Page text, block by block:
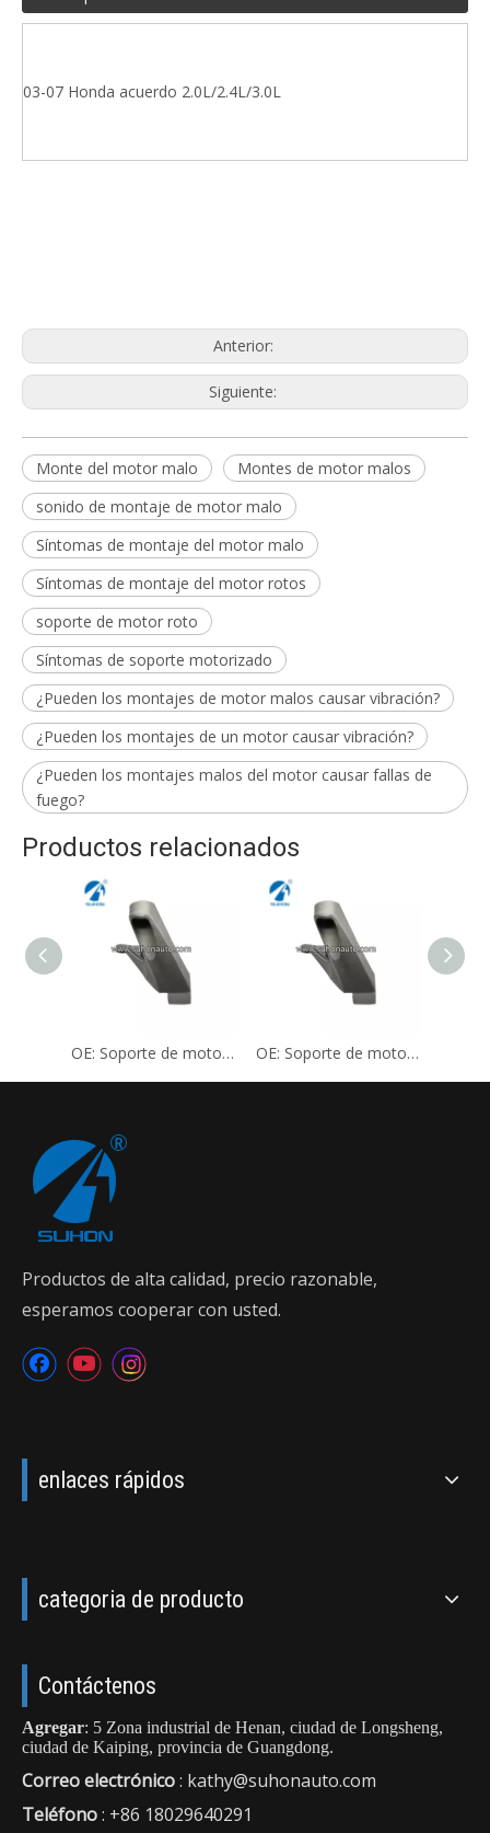
03-07 Honda acuerdo 2.0L/2.4L/3.0L
Anterior:
Siguiente:
Monte del motor malo
Montes de motor malos
sonido de montaje de motor malo
Síntomas de montaje del motor malo
Síntomas de montaje del motor rotos
soporte de motor roto
Síntomas de soporte motorizado
¿Pueden los montajes de motor malos causar vibración?
¿Pueden los montajes de un motor causar vibración?
¿Pueden los montajes malos del motor causar fallas de
fuego?
Productos relacionados
OE: Soporte de motor BP4K-39-080 3M51-7M125EF OE: Soporte de motor BP4K-39-080 3M51-7M125EF
Productos de alta calidad, precio razonable,
esperamos cooperar con usted.
enlaces rápidos
categoria de producto
Contáctenos
Agregar: 5 Zona industrial de Henan, ciudad de Longsheng,
ciudad de Kaiping, provincia de Guangdong.
Correo electrónico: kathy@suhonauto.com
Teléfono: +86 18029640291